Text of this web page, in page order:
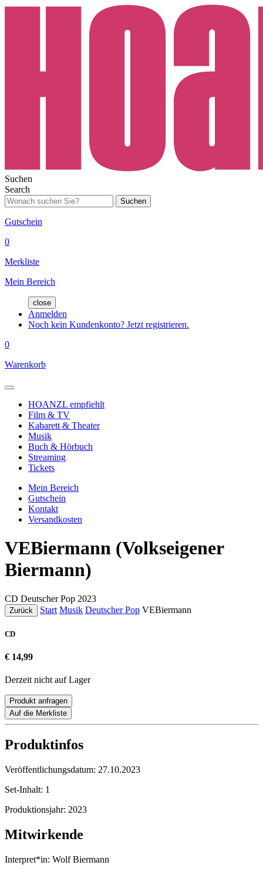
Suchen
Search
Suchen
Gutschein
0
Merkliste
Mein Bereich
close
Anmelden
Noch kein Kundenkonto? Jetzt registrieren.
0
Warenkorb
HOANZL empfiehlt
Film & TV
Kabarett & Theater
Musik
Buch & Hörbuch
Streaming
Tickets
Mein Bereich
Gutschein
Kontakt
Versandkosten
VEBiermann (Volkseigener
Biermann)
CD Deutscher Pop 2023
Zurück Start Musik Deutscher Pop VEBiermann
CD
€ 14,99
Derzeit nicht auf Lager
Produkt anfragen
Auf die Merkliste
Produktinfos
Veröffentlichungsdatum: 27.10.2023
Set-Inhalt: 1
Produktionsjahr: 2023
Mitwirkende
Interpret*in: Wolf Biermann